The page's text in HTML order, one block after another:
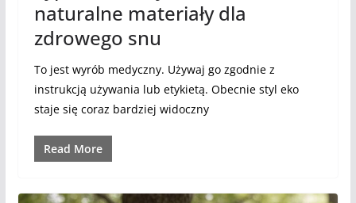
naturalne materiały dla
zdrowego snu
To jest wyrób medyczny. Używaj go zgodnie z
instrukcją używania lub etykietą. Obecnie styl eko
staje się coraz bardziej widoczny
Read More